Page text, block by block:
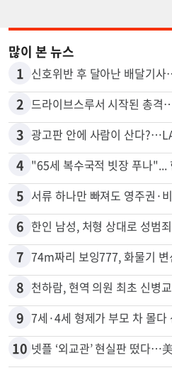
1
2 드라이브스루서 시작된 총격
3 광고판 안에 사람이 산다
4
5
6
7
8
9 7세·4세 형제가 부모 차 몰